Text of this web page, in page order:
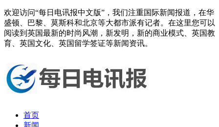
欢迎访问“每日电讯报中文版”，我们注重国际新闻报道，在华
盛顿、巴黎、莫斯科和北京等大都市派有记者。在这里您可以
阅读到英国最新的时尚风潮，新发明，新的商业模式、英国教
育、英国文化、英国留学签证等新闻资讯。
首页
新闻